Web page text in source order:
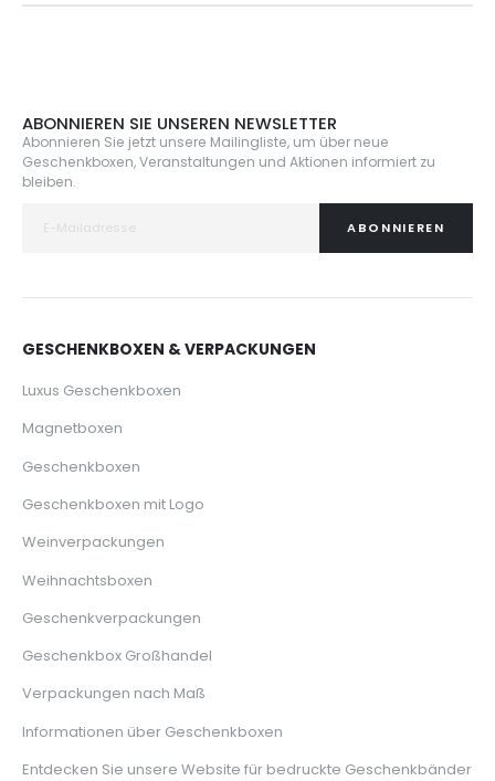
ABONNIEREN SIE UNSEREN NEWSLETTER
Abonnieren Sie jetzt unsere Mailingliste, um über neue
Geschenkboxen, Veranstaltungen und Aktionen informiert zu
bleiben.
ABONNIEREN
GESCHENKBOXEN & VERPACKUNGEN
Luxus Geschenkboxen
Magnetboxen
Geschenkboxen
Geschenkboxen mit Logo
Weinverpackungen
Weihnachtsboxen
Geschenkverpackungen
Geschenkbox Großhandel
Verpackungen nach Maß
Informationen über Geschenkboxen
Entdecken Sie unsere Website für bedruckte Geschenkbänder